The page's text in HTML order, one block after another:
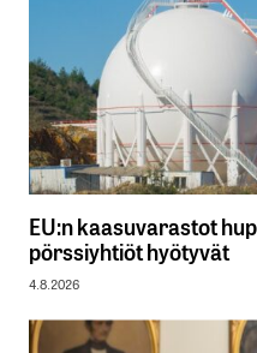
EU:n kaasuvarastot
pörssiyhtiöt hyötyvät
4.8.2026